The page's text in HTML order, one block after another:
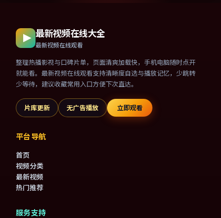
最新视频在线大全
最新视频在线观看
整理热播影视与口碑片单，页面清爽加载快，手机电脑随时点开
就能看。最新视频在线观看支持清晰度自选与播放记忆，少跳转
少等待，建议收藏常用入口方便下次直达。
片库更新 无广告播放 立即观看
平台导航
首页
视频分类
最新视频
热门推荐
服务支持